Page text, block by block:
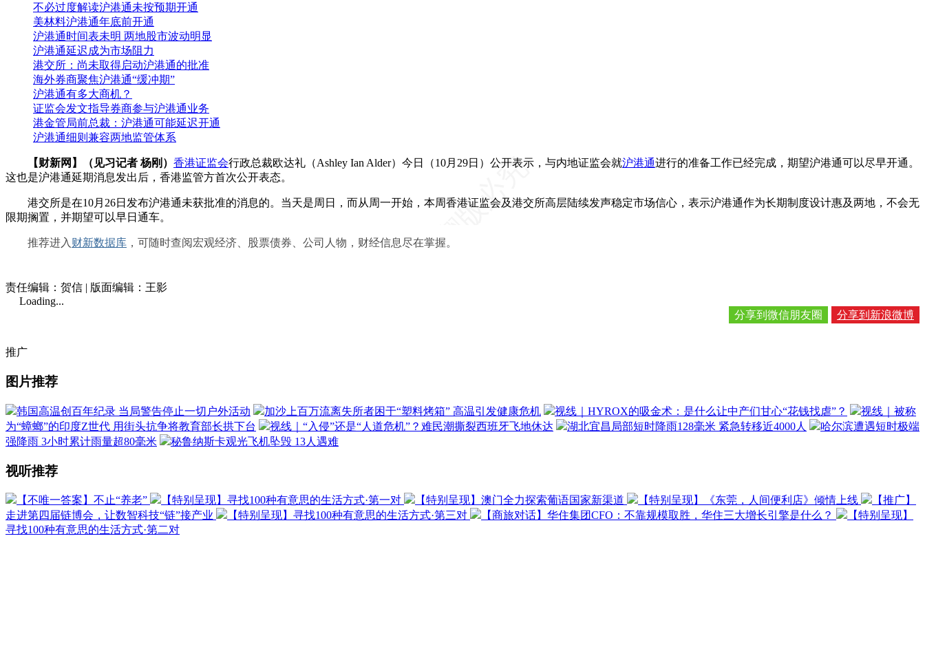
不必过度解读沪港通未按预期开通
美林料沪港通年底前开通
沪港通时间表未明 两地股市波动明显
沪港通延迟成为市场阻力
港交所：尚未取得启动沪港通的批准
海外券商聚焦沪港通“缓冲期”
沪港通有多大商机？
证监会发文指导券商参与沪港通业务
港金管局前总裁：沪港通可能延迟开通
沪港通细则兼容两地监管体系
【财新网】（见习记者 杨刚） 香港证监会行政总裁欧达礼（Ashley Ian Alder）今日（10月29日）公开表示，与内地证监会就沪港通进行的准备工作已经完成，期望沪港通可以尽早开通。
这也是沪港通延期消息发出后，香港监管方首次公开表态。
港交所是在10月26日发布沪港通未获批准的消息的。当天是周日，而从周一开始，本周香港证监会及港交所高层陆续发声稳定市场信心，表示沪港通作为长期制度设计惠及两地，不会无
限期搁置，并期望可以早日通车。
推荐进入 财新数据库 ，可随时查阅宏观经济、股票债券、公司人物，财经信息尽在掌握。
责任编辑：贺信 | 版面编辑：王影
Loading...
分享到新浪微博
分享到微信朋友圈
推广
图片推荐
韩国高温创百年纪录 当局警告停止一切户外活动 加沙上百万流离失所者困于“塑料烤箱” 高温引发健康危机 视线｜HYROX的吸金术：是什么让中产们甘心“花钱找虐”？
视线｜被称
为“蟑螂”的印度Z世代 用街头抗争将教育部长拱下台
视线｜“入侵”还是“人道危机”？难民潮撕裂西班牙飞地休达 湖北宜昌局部短时降雨128毫米 紧急转移近4000人
哈尔滨遭遇短时极端
强降雨 3小时累计雨量超80毫米
秘鲁纳斯卡观光飞机坠毁 13人遇难
视听推荐
【不唯一答案】不止“养老” 【特别呈现】寻找100种有意思的生活方式·第一对 【特别呈现】澳门全力探索葡语国家新渠道 【特别呈现】《东莞，人间便利店》倾情上线
【推广】
走进第四届链博会，让数智科技“链”接产业
【特别呈现】寻找100种有意思的生活方式·第三对 【商旅对话】华住集团CFO：不靠规模取胜，华住三大增长引擎是什么？
【特别呈现】
寻找100种有意思的生活方式·第二对